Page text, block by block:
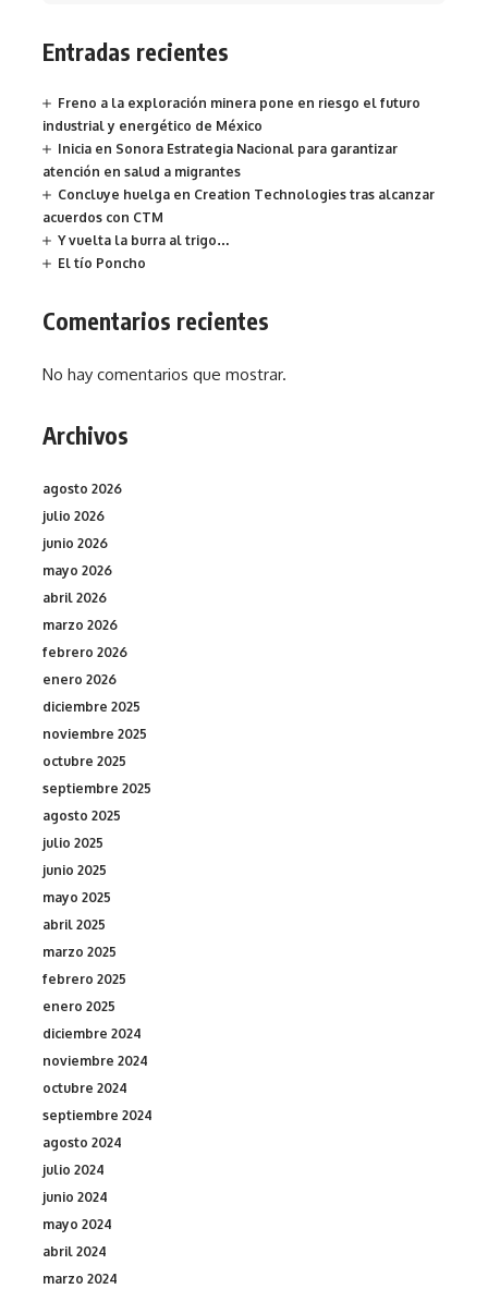
Entradas recientes
Freno a la exploración minera pone en riesgo el futuro
industrial y energético de México
Inicia en Sonora Estrategia Nacional para garantizar
atención en salud a migrantes
Concluye huelga en Creation Technologies tras alcanzar
acuerdos con CTM
Y vuelta la burra al trigo…
El tío Poncho
Comentarios recientes
No hay comentarios que mostrar.
Archivos
agosto 2026
julio 2026
junio 2026
mayo 2026
abril 2026
marzo 2026
febrero 2026
enero 2026
diciembre 2025
noviembre 2025
octubre 2025
septiembre 2025
agosto 2025
julio 2025
junio 2025
mayo 2025
abril 2025
marzo 2025
febrero 2025
enero 2025
diciembre 2024
noviembre 2024
octubre 2024
septiembre 2024
agosto 2024
julio 2024
junio 2024
mayo 2024
abril 2024
marzo 2024